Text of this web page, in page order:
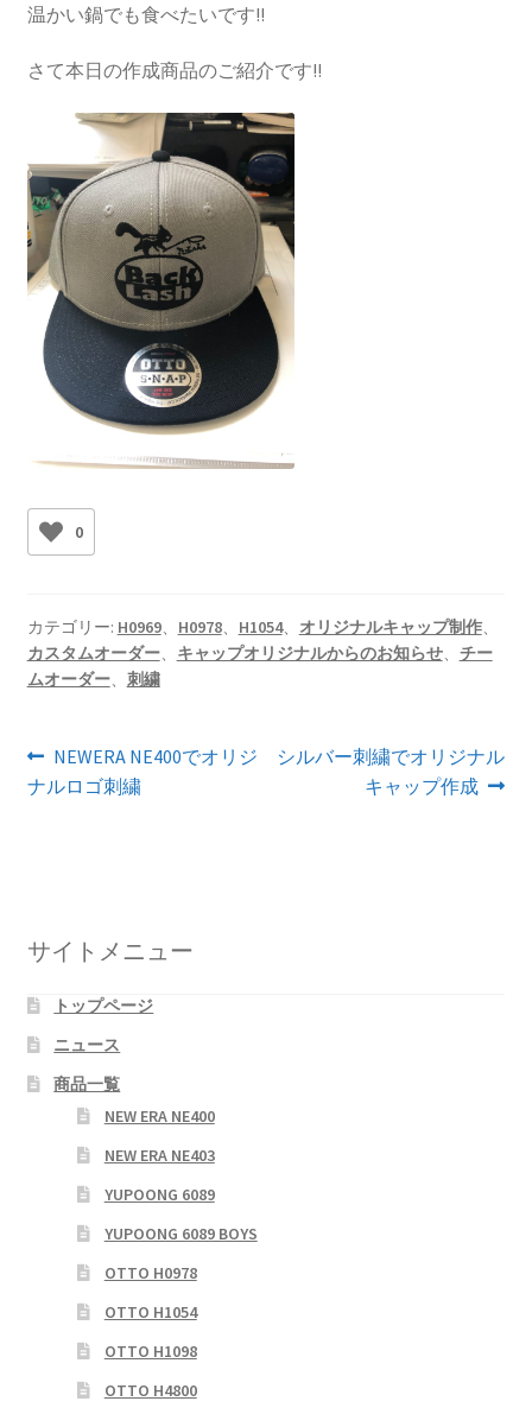
温かい鍋でも食べたいです!!
さて本日の作成商品のご紹介です!!
0
カテゴリー: H0969、 H0978、 H1054、 オリジナルキャップ制作、
カスタムオーダー、 キャップオリジナルからのお知らせ、 チー
ムオーダー、 刺繍
投
稿
ゲ
ー
シ
ョ
前
の
NEWERA NE400でオリジ
ナルロゴ刺繍
次
シルバー刺繍でオリジナル
キャップ作成
サイトメニュー
トップページ
ニュース
商品一覧
NEW ERA NE400
NEW ERA NE403
YUPOONG 6089
YUPOONG 6089 BOYS
OTTO H0978
OTTO H1054
OTTO H1098
OTTO H4800